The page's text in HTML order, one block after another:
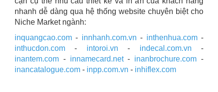
nhanh dễ dàng qua hệ thống website chuyên biệt cho
Niche Market ngành:
inquangcao.com - innhanh.com.vn - inthenhua.com-
inthucdon.com - intoroi.vn - indecal.com.vn -
inantem.com - innamecard.net- inanbrochure.com -
inancatalogue.com - inpp.com.vn - inhiflex.com